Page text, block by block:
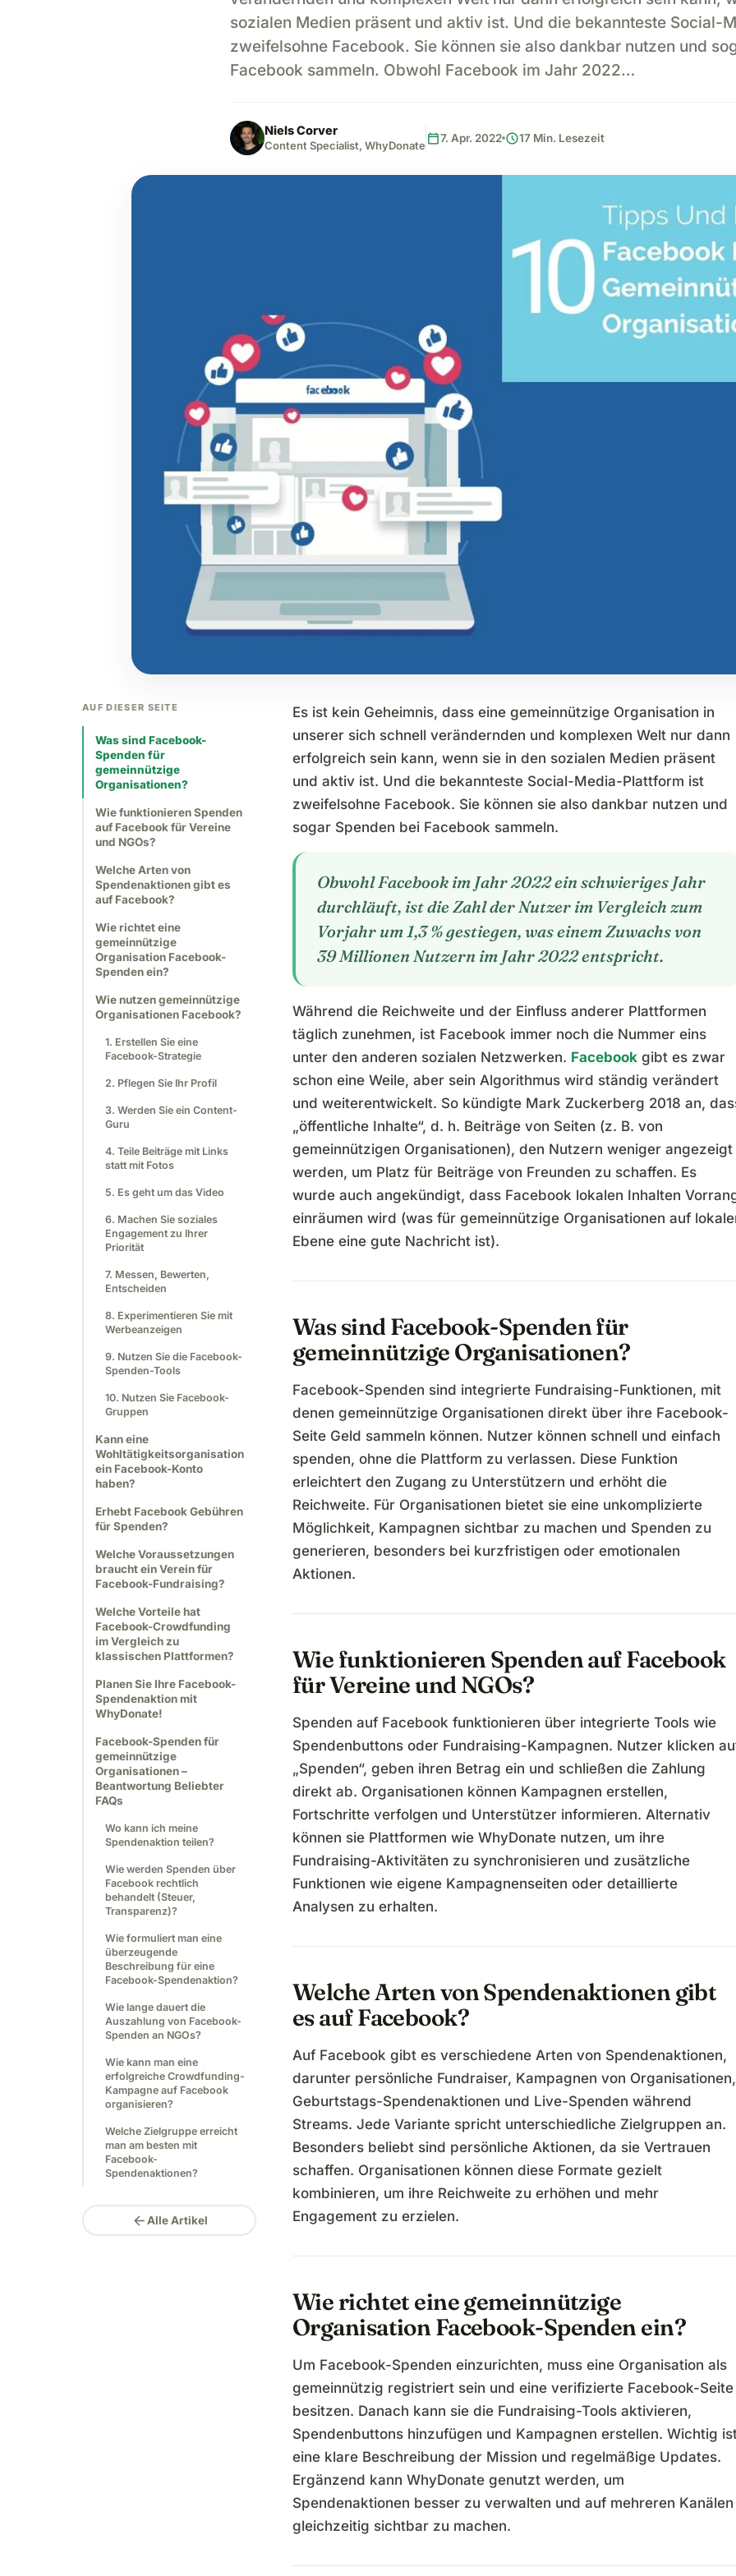
sozialen Medien präsent und aktiv ist. Und die bekannteste Social-
zweifelsohne Facebook. Sie können sie also dankbar nutzen und
Facebook sammeln. Obwohl Facebook im Jahr 2022…
Niels Corver
Content Specialist, WhyDonate calendar_today7. Apr. 2022 schedule17 Min. Lesezeit
AUF DIESER SEITE
Was sind Facebook-
Spenden für
gemeinnützige
Organisationen?
Wie funktionieren Spenden
auf Facebook für Vereine
und NGOs?
Welche Arten von
Spendenaktionen gibt es
auf Facebook?
Wie richtet eine
gemeinnützige
Organisation Facebook-
Spenden ein?
Wie nutzen gemeinnützige
Organisationen Facebook?
1. Erstellen Sie eine
Facebook-Strategie
2. Pflegen Sie Ihr Profil
3. Werden Sie ein Content-
Guru
4. Teile Beiträge mit Links
statt mit Fotos
5. Es geht um das Video
6. Machen Sie soziales
Engagement zu Ihrer
Priorität
7. Messen, Bewerten,
Entscheiden
8. Experimentieren Sie mit
Werbeanzeigen
9. Nutzen Sie die Facebook-
Spenden-Tools
10. Nutzen Sie Facebook-
Gruppen
Kann eine
Wohltätigkeitsorganisation
ein Facebook-Konto
haben?
Erhebt Facebook Gebühren
für Spenden?
Welche Voraussetzungen
braucht ein Verein für
Facebook-Fundraising?
Welche Vorteile hat
Facebook-Crowdfunding
im Vergleich zu
klassischen Plattformen?
Planen Sie Ihre Facebook-
Spendenaktion mit
WhyDonate!
Facebook-Spenden für
gemeinnützige
Organisationen –
Beantwortung Beliebter
FAQs
Wo kann ich meine
Spendenaktion teilen?
Wie werden Spenden über
Facebook rechtlich
behandelt (Steuer,
Transparenz)?
Wie formuliert man eine
überzeugende
Beschreibung für eine
Facebook-Spendenaktion?
Wie lange dauert die
Auszahlung von Facebook-
Spenden an NGOs?
Wie kann man eine
erfolgreiche Crowdfunding-
Kampagne auf Facebook
organisieren?
Welche Zielgruppe erreicht
man am besten mit
Facebook-
Spendenaktionen?
arrow_backAlle Artikel
Es ist kein Geheimnis, dass eine gemeinnützige Organisation in
unserer sich schnell verändernden und komplexen Welt nur dann
erfolgreich sein kann, wenn sie in den sozialen Medien präsent
und aktiv ist. Und die bekannteste Social-Media-Plattform ist
zweifelsohne Facebook. Sie können sie also dankbar nutzen und
sogar Spenden bei Facebook sammeln.
Obwohl Facebook im Jahr 2022 ein schwieriges Jahr
durchläuft, ist die Zahl der Nutzer im Vergleich zum
Vorjahr um 1,3 % gestiegen, was einem Zuwachs von
39 Millionen Nutzern im Jahr 2022 entspricht.
Während die Reichweite und der Einfluss anderer Plattformen
täglich zunehmen, ist Facebook immer noch die Nummer eins
unter den anderen sozialen Netzwerken. Facebook gibt es zwar
schon eine Weile, aber sein Algorithmus wird ständig verändert
und weiterentwickelt. So kündigte Mark Zuckerberg 2018 an,
„öffentliche Inhalte“, d. h. Beiträge von Seiten (z. B. von
gemeinnützigen Organisationen), den Nutzern weniger angezeigt
werden, um Platz für Beiträge von Freunden zu schaffen. Es
wurde auch angekündigt, dass Facebook lokalen Inhalten
einräumen wird (was für gemeinnützige Organisationen auf
Ebene eine gute Nachricht ist).
Was sind Facebook-Spenden für
gemeinnützige Organisationen?
Facebook-Spenden sind integrierte Fundraising-Funktionen, mit
denen gemeinnützige Organisationen direkt über ihre Facebook-
Seite Geld sammeln können. Nutzer können schnell und einfach
spenden, ohne die Plattform zu verlassen. Diese Funktion
erleichtert den Zugang zu Unterstützern und erhöht die
Reichweite. Für Organisationen bietet sie eine unkomplizierte
Möglichkeit, Kampagnen sichtbar zu machen und Spenden zu
generieren, besonders bei kurzfristigen oder emotionalen
Aktionen.
Wie funktionieren Spenden auf Facebook
für Vereine und NGOs?
Spenden auf Facebook funktionieren über integrierte Tools wie
Spendenbuttons oder Fundraising-Kampagnen. Nutzer klicken
„Spenden“, geben ihren Betrag ein und schließen die Zahlung
direkt ab. Organisationen können Kampagnen erstellen,
Fortschritte verfolgen und Unterstützer informieren. Alternativ
können sie Plattformen wie WhyDonate nutzen, um ihre
Fundraising-Aktivitäten zu synchronisieren und zusätzliche
Funktionen wie eigene Kampagnenseiten oder detaillierte
Analysen zu erhalten.
Welche Arten von Spendenaktionen gibt
es auf Facebook?
Auf Facebook gibt es verschiedene Arten von Spendenaktionen,
darunter persönliche Fundraiser, Kampagnen von Organisationen,
Geburtstags-Spendenaktionen und Live-Spenden während
Streams. Jede Variante spricht unterschiedliche Zielgruppen an.
Besonders beliebt sind persönliche Aktionen, da sie Vertrauen
schaffen. Organisationen können diese Formate gezielt
kombinieren, um ihre Reichweite zu erhöhen und mehr
Engagement zu erzielen.
Wie richtet eine gemeinnützige
Organisation Facebook-Spenden ein?
Um Facebook-Spenden einzurichten, muss eine Organisation als
gemeinnützig registriert sein und eine verifizierte Facebook-Seite
besitzen. Danach kann sie die Fundraising-Tools aktivieren,
Spendenbuttons hinzufügen und Kampagnen erstellen. Wichtig
eine klare Beschreibung der Mission und regelmäßige Updates.
Ergänzend kann WhyDonate genutzt werden, um
Spendenaktionen besser zu verwalten und auf mehreren Kanälen
gleichzeitig sichtbar zu machen.